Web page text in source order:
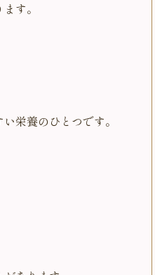
す。
栄養のひとつです。